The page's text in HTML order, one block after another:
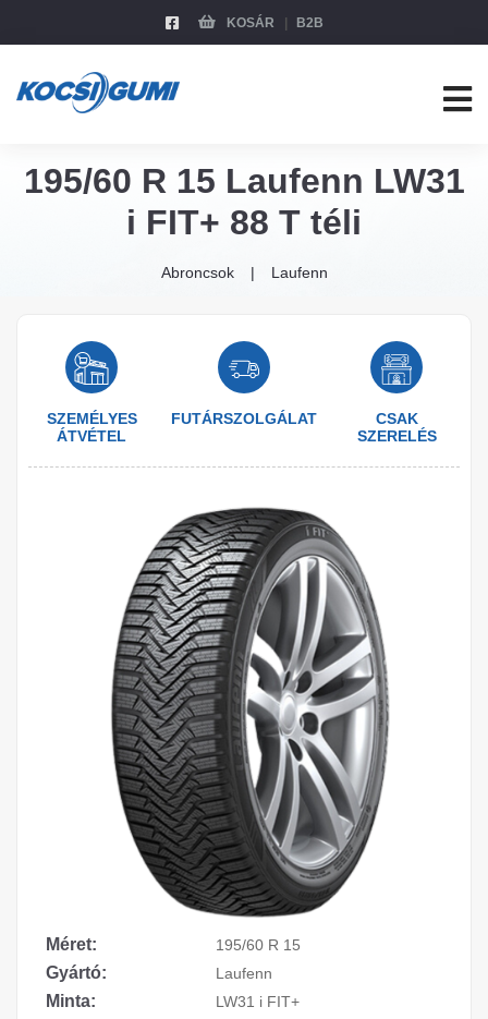
KOSÁR B2B
195/60 R 15 Laufenn LW31
i FIT+ 88 T téli
Abroncsok Laufenn
SZEMÉLYES
ÁTVÉTEL
FUTÁRSZOLGÁLAT
CSAK
SZERELÉS
Méret: 195/60 R 15
Gyártó: Laufenn
Minta: LW31 i FIT+